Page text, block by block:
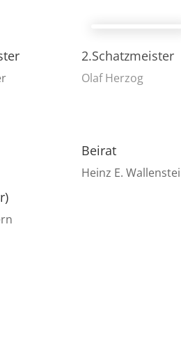
2.Schatzmeister
Olaf Herzog
Beirat
Heinz E.